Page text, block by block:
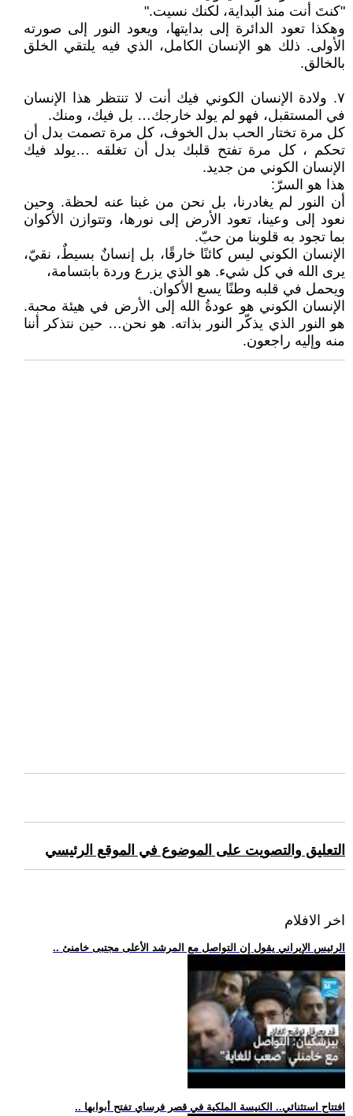
"كنتَ أنت منذ البداية، لكنك نسيت."
وهكذا تعود الدائرة إلى بدايتها، ويعود النور إلى صورته
الأولى. ذلك هو الإنسان الكامل، الذي فيه يلتقي الخلق
بالخالق.
٧. ولادة الإنسان الكوني فيك أنت لا تنتظر هذا الإنسان
في المستقبل، فهو لم يولد خارجك… بل فيك، ومنك.
كل مرة تختار الحب بدل الخوف، كل مرة تصمت بدل أن
تحكم ، كل مرة تفتح قلبك بدل أن تغلقه …يولد فيك
الإنسان الكوني من جديد.
هذا هو السرّ:
أن النور لم يغادرنا، بل نحن من غبنا عنه لحظة. وحين
نعود إلى وعينا، تعود الأرض إلى نورها، وتتوازن الأكوان
بما تجود به قلوبنا من حبّ.
الإنسان الكوني ليس كائنًا خارقًا، بل إنسانٌ بسيطٌ، نقيّ،
يرى الله في كل شيء. هو الذي يزرع وردة بابتسامة،
ويحمل في قلبه وطنًا يسع الأكوان.
الإنسان الكوني هو عودةُ الله إلى الأرض في هيئة محبة.
هو النور الذي يذكّر النور بذاته. هو نحن… حين نتذكر أننا
منه وإليه راجعون.
التعليق والتصويت على الموضوع في الموقع الرئيسي
اخر الافلام
.. الرئيس الإيراني يقول إن التواصل مع المرشد الأعلى مجتبى خامنئ
.. افتتاح استثنائي.. الكنيسة الملكية في قصر فرساي تفتح أبوابها